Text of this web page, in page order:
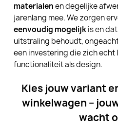
materialenen degelijke
jarenlang mee. We zorgen
eenvoudig mogelijkis en
uitstraling behoudt,
een investering die zich echt
functionaliteit als design.
Kies jouw variant
winkelwagen –
wacht